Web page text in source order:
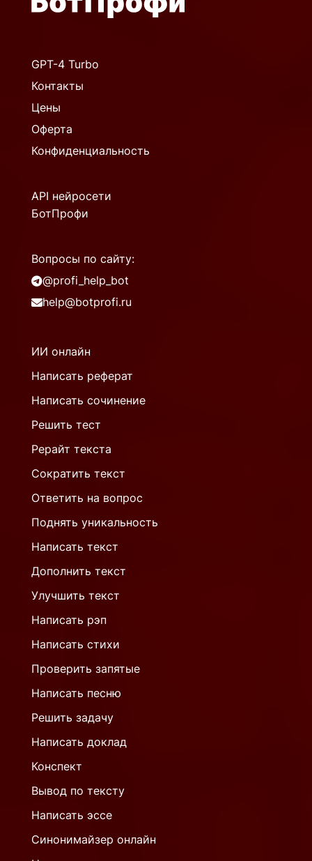
GPT-4 Turbo
Контакты
Цены
Оферта
Конфиденциальность
API нейросети
БотПрофи
Вопросы по сайту:
@profi_help_bot
help@botprofi.ru
ИИ онлайн
Написать реферат
Написать сочинение
Решить тест
Рерайт текста
Сократить текст
Ответить на вопрос
Поднять уникальность
Написать текст
Дополнить текст
Улучшить текст
Написать рэп
Написать стихи
Проверить запятые
Написать песню
Решить задачу
Написать доклад
Конспект
Вывод по тексту
Написать эссе
Синонимайзер онлайн